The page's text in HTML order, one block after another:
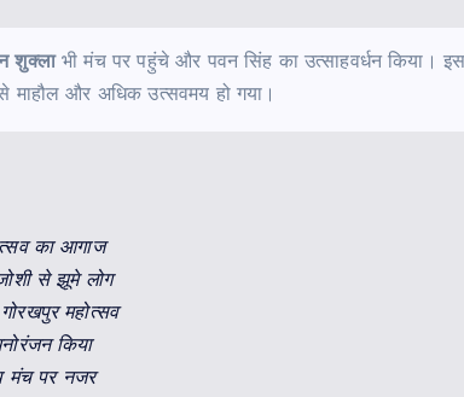
शुक्लाभी मंच पर पहुंचे और पवन सिंह का उत्साहवर्धन किया।
माहौल और अधिक उत्सवमय हो गया।
का आगाज
से झूमे लोग
महोत्सव
किया
मंच पर नजर